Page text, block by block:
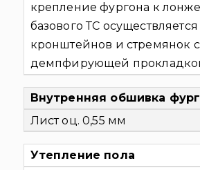
крепление фургона к
базового ТС
кронштейнов и стремянок с
демпфирующей
Внутренняя обшивка
Лист оц. 0,55 мм
Утепление пола